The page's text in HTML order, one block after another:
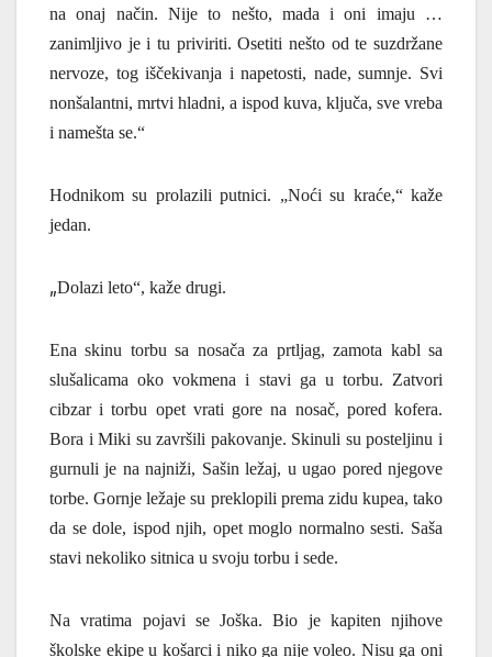
na onaj način. Nije to nešto, mada i oni imaju …
zanimljivo je i tu priviriti. Osetiti nešto od te suzdržane
nervoze, tog iščekivanja i napetosti, nade, sumnje. Svi
nonšalantni, mrtvi hladni, a ispod kuva, ključa, sve vreba
i namešta se.“
Hodnikom su prolazili putnici. „Noći su kraće,“ kaže
jedan.
„Dolazi leto“, kaže drugi.
Ena skinu torbu sa nosača za prtljag, zamota kabl sa
slušalicama oko vokmena i stavi ga u torbu. Zatvori
cibzar i torbu opet vrati gore na nosač, pored kofera.
Bora i Miki su završili pakovanje. Skinuli su posteljinu i
gurnuli je na najniži, Sašin ležaj, u ugao pored njegove
torbe. Gornje ležaje su preklopili prema zidu kupea, tako
da se dole, ispod njih, opet moglo normalno sesti. Saša
stavi nekoliko sitnica u svoju torbu i sede.
Na vratima pojavi se Joška.Bio je kapiten njihove
školske ekipe u košarci i niko ga nije voleo. Nisu ga oni